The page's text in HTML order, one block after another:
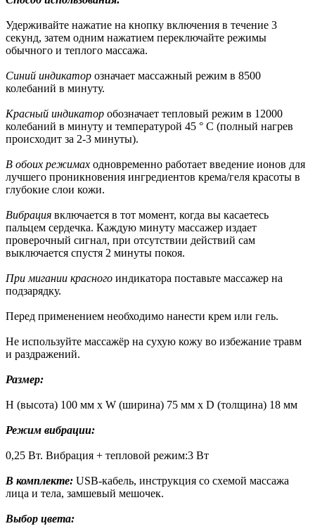
Удерживайте нажатие на кнопку включения в течение 3
секунд, затем одним нажатием переключайте режимы
обычного и теплого массажа.
Синий индикатор означает массажный режим в 8500
колебаний в минуту.
Красный индикатор обозначает тепловый режим в 12000
колебаний в минуту и температурой 45 ° C (полный нагрев
происходит за 2-3 минуты).
В обоих режимах одновременно работает введение ионов для
лучшего проникновения ингредиентов крема/геля красоты в
глубокие слои кожи.
Вибрация включается в тот момент, когда вы касаетесь
пальцем сердечка. Каждую минуту массажер издает
проверочный сигнал, при отсутствии действий сам
выключается спустя 2 минуты покоя.
При мигании красного индикатора поставьте массажер на
подзарядку.
Перед применением необходимо нанести крем или гель.
Не используйте массажёр на сухую кожу во избежание травм
и раздражений.
Размер:
H (высота) 100 мм x W (ширина) 75 мм x D (толщина) 18 мм
Режим вибрации:
0,25 Вт. Вибрация + тепловой режим:3 Вт
В комплекте: USB-кабель, инструкция со схемой массажа
лица и тела, замшевый мешочек.
Выбор цвета: